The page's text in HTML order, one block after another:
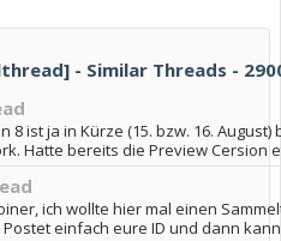
- Similar Threads -
8 ist ja in Kürze (15. bzw. 16.
Hatte bereits die Preview Cersion
ich wollte hier mal einen
einfach eure ID und dann